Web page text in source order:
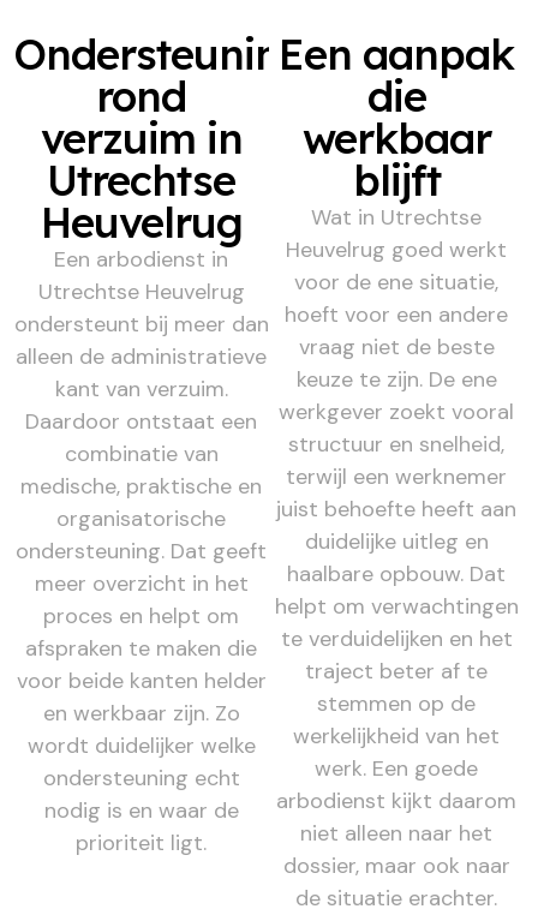
Ondersteuning
rond
verzuim in
Utrechtse
Heuvelrug
Een arbodienst in
Utrechtse Heuvelrug
ondersteunt bij meer dan
alleen de administratieve
kant van verzuim.
Daardoor ontstaat een
combinatie van
medische, praktische en
organisatorische
ondersteuning. Dat geeft
meer overzicht in het
proces en helpt om
afspraken te maken die
voor beide kanten helder
en werkbaar zijn. Zo
wordt duidelijker welke
ondersteuning echt
nodig is en waar de
prioriteit ligt.
Een aanpak
die
werkbaar
blijft
Wat in Utrechtse
Heuvelrug goed werkt
voor de ene situatie,
hoeft voor een andere
vraag niet de beste
keuze te zijn. De ene
werkgever zoekt vooral
structuur en snelheid,
terwijl een werknemer
juist behoefte heeft aan
duidelijke uitleg en
haalbare opbouw. Dat
helpt om verwachtingen
te verduidelijken en het
traject beter af te
stemmen op de
werkelijkheid van het
werk. Een goede
arbodienst kijkt daarom
niet alleen naar het
dossier, maar ook naar
de situatie erachter.